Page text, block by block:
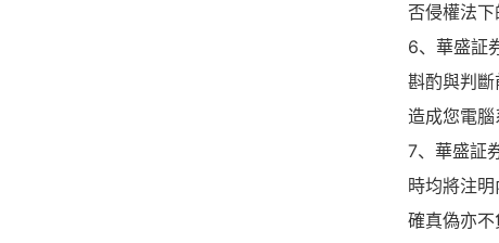
否侵權法
6、華盛証
斟酌與判
造成您電腦
7、華盛証
時均將注
確真偽亦